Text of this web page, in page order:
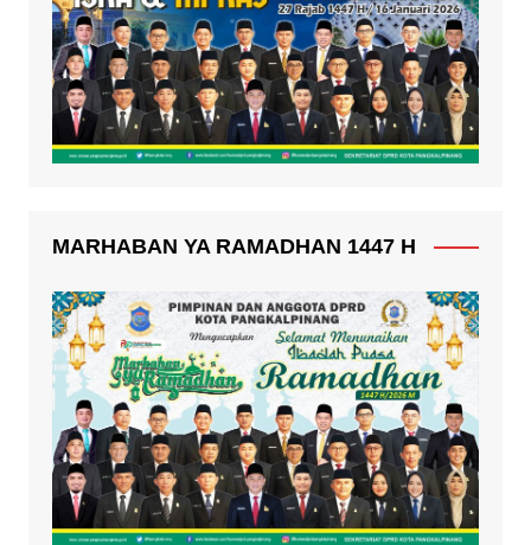
MARHABAN YA RAMADHAN 1447 H